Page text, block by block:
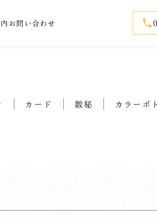
お問い合わせ
カード 数秘 カラーボ